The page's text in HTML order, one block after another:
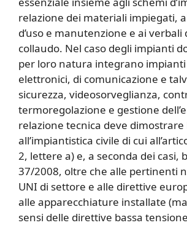
relazione dei materiali impiegati,
d’uso e manutenzione e ai verbali
collaudo. Nel caso degli impianti
per loro natura integrano
elettronici, di comunicazione e
sicurezza, videosorveglianza,
termoregolazione e gestione
relazione tecnica deve
all’impiantistica civile di cui
2, lettere a) e, a seconda dei casi,
37/2008, oltre che alle pertinenti
UNI di settore e alle direttive
alle apparecchiature installate
sensi delle direttive bassa